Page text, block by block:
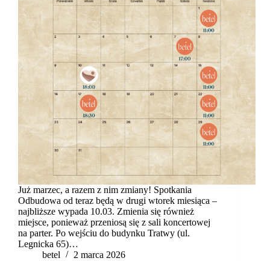
Już marzec, a razem z nim zmiany! Spotkania
Odbudowa od teraz będą w drugi wtorek miesiąca –
najbliższe wypada 10.03. Zmienia się również
miejsce, ponieważ przeniosą się z sali koncertowej
na parter. Po wejściu do budynku Tratwy (ul.
Legnicka 65)…
betel
2 marca 2026